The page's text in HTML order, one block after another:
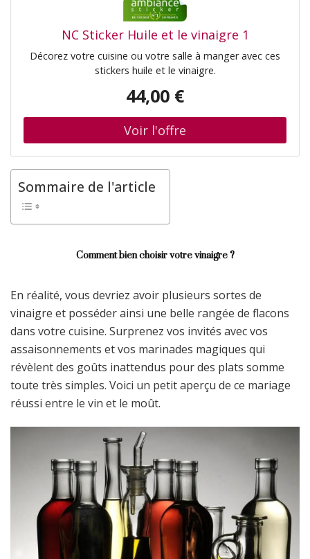
NC Sticker Huile et le vinaigre 1
Décorez votre cuisine ou votre salle à manger avec ces
stickers huile et le vinaigre.
44,00 €
Sommaire de l'article
Comment bien choisir votre vinaigre ?
En réalité, vous devriez avoir plusieurs sortes de
vinaigre et posséder ainsi une belle rangée de flacons
dans votre cuisine. Surprenez vos invités avec vos
assaisonnements et vos marinades magiques qui
révèlent des goûts inattendus pour des plats somme
toute très simples. Voici un petit aperçu de ce mariage
réussi entre le vin et le moût.